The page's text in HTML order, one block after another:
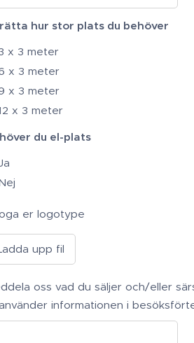
hur stor plats du behöver
x 3 meter
x 3 meter
x 3 meter
x 3 meter
du el-plats
er logotype
upp fil
oss vad du säljer och/eller
informationen i